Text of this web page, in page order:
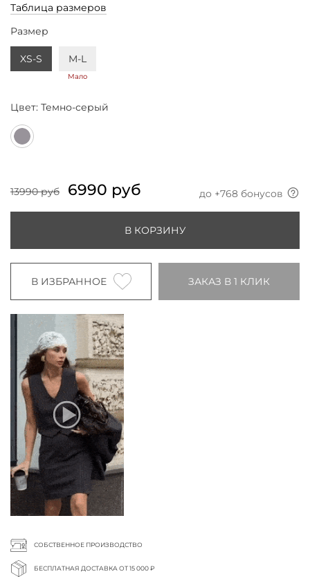
Таблица размеров
Размер
XS-S M-L
Мало
Цвет: Темно-серый
13990 руб 6990 руб до +768 бонусов
В КОРЗИНУ
В ИЗБРАННОЕ ЗАКАЗ В 1 КЛИК
СОБСТВЕННОЕ ПРОИЗВОДСТВО
БЕСПЛАТНАЯ ДОСТАВКА ОТ 15 000 ₽